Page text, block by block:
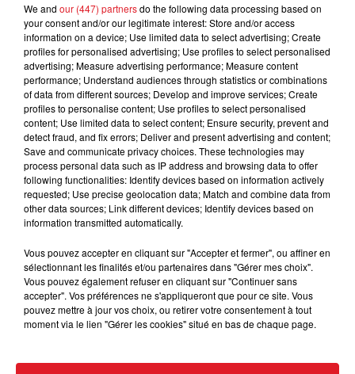
15 juillet 2026
BÉTHUNE: ENQUÊTE POUR HOMICIDE
VOLONTAIRE EN COURS, APRÈS LA...
Selon les premiers éléments, le logement servait
à des prostituées
LA BASE DE LOISIRS
We and our (447) partnersdo the following data processing based on
your consent and/or our legitimate interest: Store and/or access
information on a device; Use limited data to select advertising; Create
profiles for personalised advertising; Use profiles to select personalised
advertising; Measure advertising performance; Measure content
performance; Understand audiences through statistics or combinations
of data from different sources; Develop and improve services; Create
profiles to personalise content; Use profiles to select personalised
content; Use limited data to select content; Ensure security, prevent and
detect fraud, and fix errors; Deliver and present advertising and content;
Save and communicate privacy choices. These technologies may
process personal data such as IP address and browsing data to offer
following functionalities: Identify devices based on information actively
requested; Use precise geolocation data; Match and combine data from
other data sources; Link different devices; Identify devices based on
information transmitted automatically.
Vous pouvez accepter en cliquant sur "Accepter et fermer", ou affiner en
sélectionnant les finalités et/ou partenaires dans "Gérer mes choix".
Vous pouvez également refuser en cliquant sur "Continuer sans
accepter". Vos préférences ne s'appliqueront que pour ce site. Vous
pouvez mettre à jour vos choix, ou retirer votre consentement à tout
moment via le lien "Gérer les cookies" situé en bas de chaque page.